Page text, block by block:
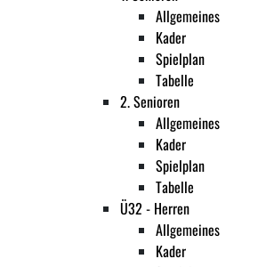
Allgemeines
Kader
Spielplan
Tabelle
2. Senioren
Allgemeines
Kader
Spielplan
Tabelle
Ü32 - Herren
Allgemeines
Kader